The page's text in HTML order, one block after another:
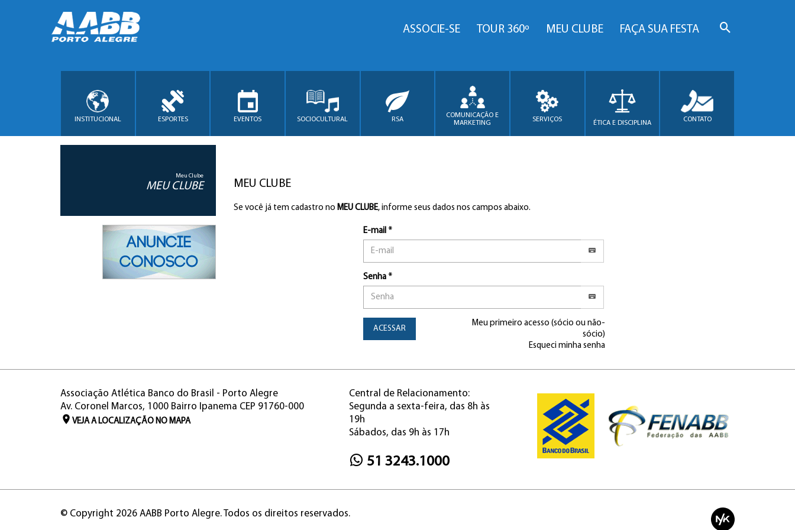
ASSOCIE-SE TOUR 360º MEU CLUBE FAÇA SUA FESTA
INSTITUCIONAL ESPORTES EVENTOS SOCIOCULTURAL RSA
COMUNICAÇÃO E
MARKETING
SERVIÇOS ÉTICA E DISCIPLINA CONTATO
Meu Clube
MEU CLUBE MEU CLUBE
Se você já tem cadastro no MEU CLUBE, informe seus dados nos campos abaixo.
E-mail *
Senha *
ACESSAR
Meu primeiro acesso (sócio ou não-
sócio)
Esqueci minha senha
Associação Atlética Banco do Brasil - Porto Alegre
Av. Coronel Marcos, 1000 Bairro Ipanema CEP 91760-000
VEJA A LOCALIZAÇÃO NO MAPA
Central de Relacionamento:
Segunda a sexta-feira, das 8h às
19h
Sábados, das 9h às 17h
51 3243.1000
© Copyright 2026 AABB Porto Alegre. Todos os direitos reservados.